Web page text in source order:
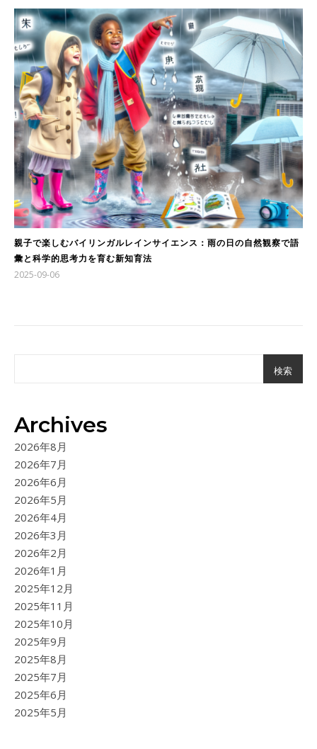
親子で楽しむバイリンガルレインサイエンス：雨の日の自然観察で語
彙と科学的思考力を育む新知育法
2025-09-06
検索
Archives
2026年8月
2026年7月
2026年6月
2026年5月
2026年4月
2026年3月
2026年2月
2026年1月
2025年12月
2025年11月
2025年10月
2025年9月
2025年8月
2025年7月
2025年6月
2025年5月